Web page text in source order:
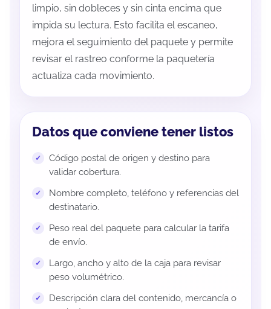
limpio, sin dobleces y sin cinta encima que
impida su lectura. Esto facilita el escaneo,
mejora el seguimiento del paquete y permite
revisar el rastreo conforme la paquetería
actualiza cada movimiento.
Datos que conviene tener listos
Código postal de origen y destino para
validar cobertura.
Nombre completo, teléfono y referencias del
destinatario.
Peso real del paquete para calcular la tarifa
de envío.
Largo, ancho y alto de la caja para revisar
peso volumétrico.
Descripción clara del contenido, mercancía o